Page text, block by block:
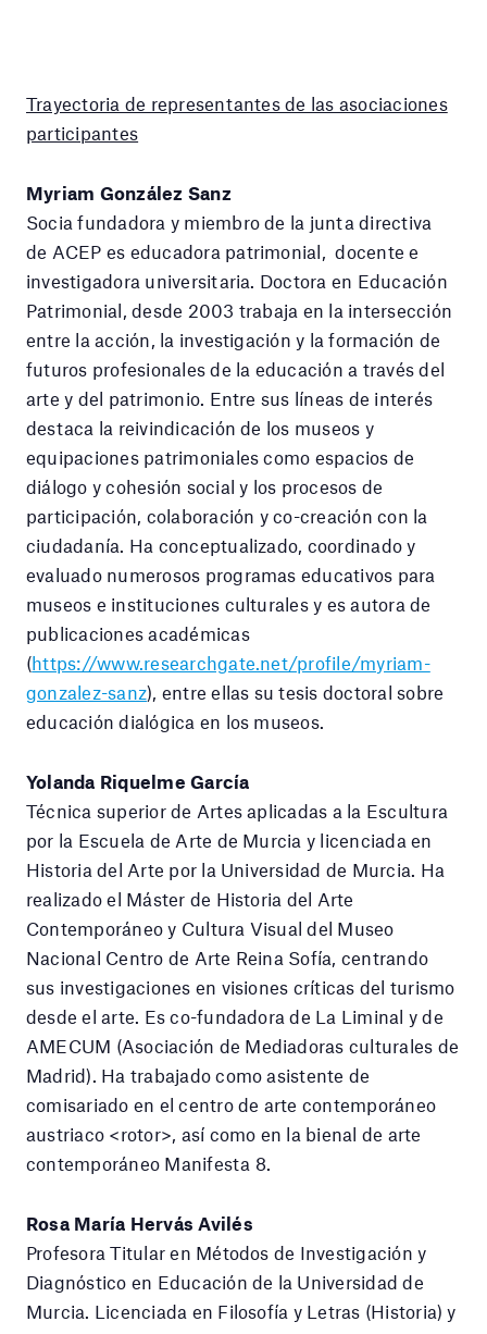
Trayectoria de representantes de las asociaciones
participantes
Myriam González Sanz
Socia fundadora y miembro de la junta directiva
de ACEP es educadora patrimonial, docente e
investigadora universitaria. Doctora en Educación
Patrimonial, desde 2003 trabaja en la intersección
entre la acción, la investigación y la formación de
futuros profesionales de la educación a través del
arte y del patrimonio. Entre sus líneas de interés
destaca la reivindicación de los museos y
equipaciones patrimoniales como espacios de
diálogo y cohesión social y los procesos de
participación, colaboración y co-creación con la
ciudadanía. Ha conceptualizado, coordinado y
evaluado numerosos programas educativos para
museos e instituciones culturales y es autora de
publicaciones académicas
(https://www.researchgate.net/profile/myriam-
gonzalez-sanz), entre ellas su tesis doctoral sobre
educación dialógica en los museos.
Yolanda Riquelme García
Técnica superior de Artes aplicadas a la Escultura
por la Escuela de Arte de Murcia y licenciada en
Historia del Arte por la Universidad de Murcia. Ha
realizado el Máster de Historia del Arte
Contemporáneo y Cultura Visual del Museo
Nacional Centro de Arte Reina Sofía, centrando
sus investigaciones en visiones críticas del turismo
desde el arte. Es co-fundadora de La Liminal y de
AMECUM (Asociación de Mediadoras culturales de
Madrid). Ha trabajado como asistente de
comisariado en el centro de arte contemporáneo
austriaco <rotor>, así como en la bienal de arte
contemporáneo Manifesta 8.
Rosa María Hervás Avilés
Profesora Titular en Métodos de Investigación y
Diagnóstico en Educación de la Universidad de
Murcia. Licenciada en Filosofía y Letras (Historia) y